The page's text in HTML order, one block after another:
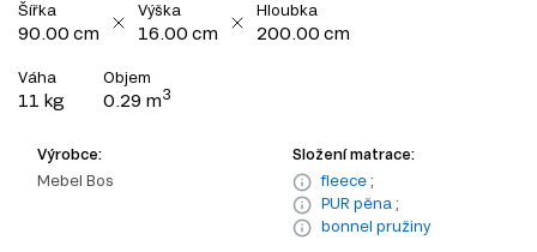
Šířka
90.00 cm
Výška
16.00 cm
Hloubka
200.00 cm
Váha
11 kg
Objem
0.29 m3
Výrobce:
Mebel Bos
Složení matrace:
fleece ;
PUR pěna ;
bonnel pružiny